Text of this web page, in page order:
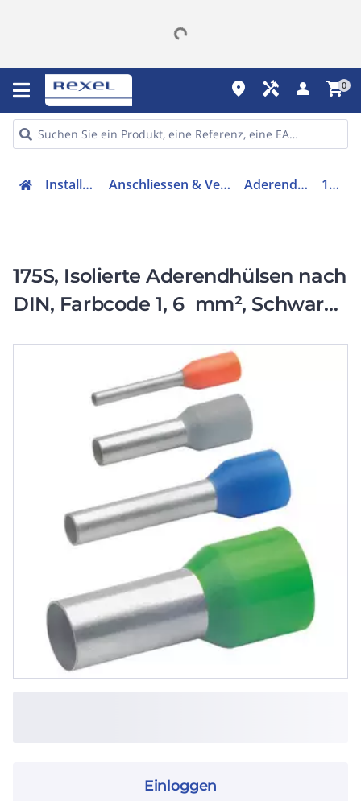
place handyman person shopping_cart0
Installation Anschliessen & Verbinden Aderendhülse 175S
175S, Isolierte Aderendhülsen nach
DIN, Farbcode 1, 6 mm², Schwarz,
Einloggen